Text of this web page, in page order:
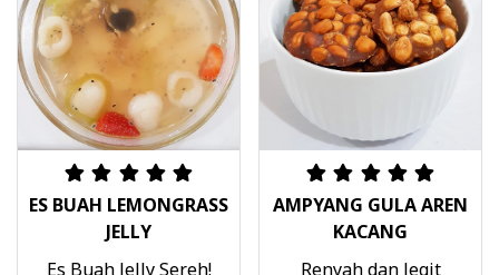
ES BUAH LEMONGRASS
JELLY
Es Buah Jelly Sereh!
AMPYANG GULA AREN
KACANG
Renyah dan legit